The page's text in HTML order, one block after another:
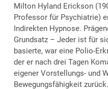
Milton Hyland Erickson
Professor für Psychiatrie)
Indirekten Hypnose.
Grundsatz – Jeder ist für
basierte, war eine Polio-
der er nach drei Tagen
eigener Vorstellungs- und
Bewegungsfähigkeit zurück.